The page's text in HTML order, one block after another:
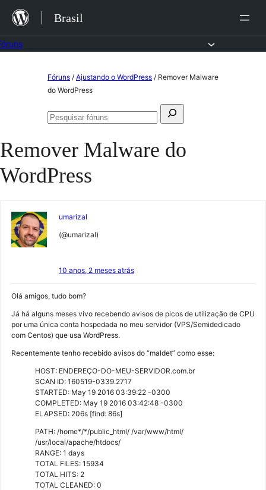
para
o
Brasil
Fóruns / Ajustando o WordPress / Remover Malware
do WordPress
Pesquisar
Pesquisar
Remover Malware do
WordPress
umarizal
(@umarizal)
10 anos, 2 meses atrás
Olá amigos, tudo bom?
Já há alguns meses vivo recebendo avisos de picos de utilização de CPU
por uma única conta hospedada no meu servidor (VPS/Semidedicado
com Centos) que usa WordPress.
Recentemente tenho recebido avisos do “maldet” como esse:
HOST: ENDEREÇO-DO-MEU-SERVIDOR.com.br
SCAN ID: 160519-0339.2717
STARTED: May 19 2016 03:39:22 -0300
COMPLETED: May 19 2016 03:42:48 -0300
ELAPSED: 206s [find: 86s]
PATH: /home*/*/public_html/ /var/www/html/
/usr/local/apache/htdocs/
RANGE: 1 days
TOTAL FILES: 15934
TOTAL HITS: 2
TOTAL CLEANED: 0